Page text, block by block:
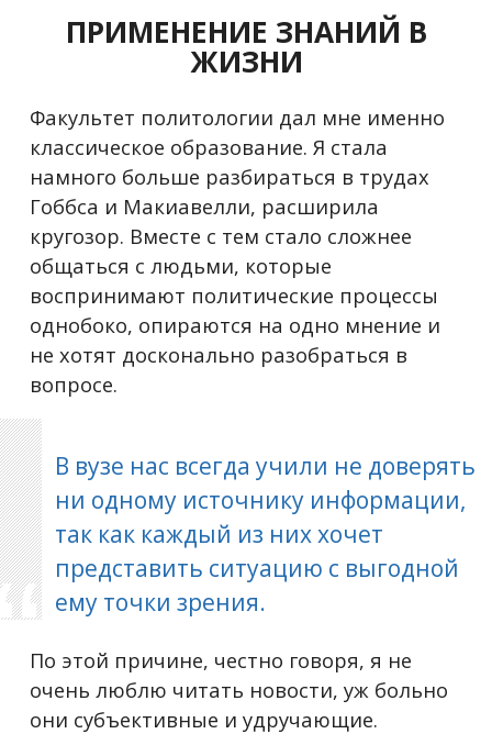
ПРИМЕНЕНИЕ ЗНАНИЙ В
ЖИЗНИ
Факультет политологии дал мне именно
классическое образование. Я стала
намного больше разбираться в трудах
Гоббса и Макиавелли, расширила
кругозор. Вместе с тем стало сложнее
общаться с людьми, которые
воспринимают политические процессы
однобоко, опираются на одно мнение и
не хотят досконально разобраться в
вопросе.
В вузе нас всегда учили не доверять
ни одному источнику информации,
так как каждый из них хочет
представить ситуацию с выгодной
ему точки зрения.
По этой причине, честно говоря, я не
очень люблю читать новости, уж больно
они субъективные и удручающие.